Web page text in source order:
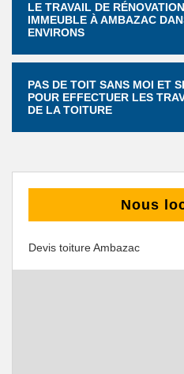
LE TRAVAIL DE
IMMEUBLE À AMBAZAC
ENVIRONS
PAS DE TOIT SANS MOI ET
POUR EFFECTUER LES
DE LA TOITURE
Nous
Devis toiture Ambazac